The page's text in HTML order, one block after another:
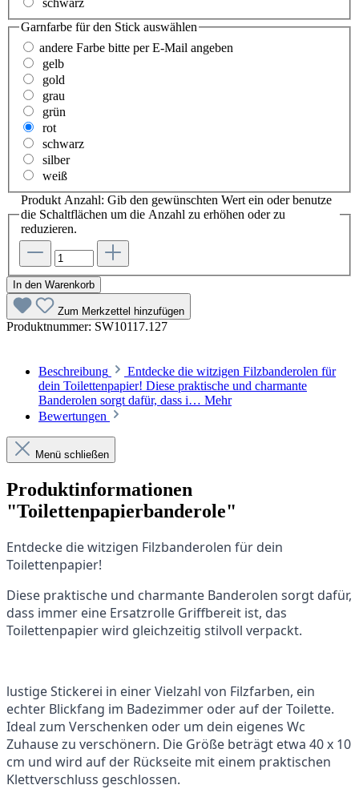
schwarz
Garnfarbe für den Stick auswählen
andere Farbe bitte per E-Mail angeben
gelb
gold
grau
grün
rot
schwarz
silber
weiß
Produkt Anzahl: Gib den gewünschten Wert ein oder benutze
die Schaltflächen um die Anzahl zu erhöhen oder zu
reduzieren.
In den Warenkorb
Zum Merkzettel hinzufügen
Produktnummer: SW10117.127
Beschreibung
Entdecke die witzigen Filzbanderolen für
dein Toilettenpapier! Diese praktische und charmante
Banderolen sorgt dafür, dass i… Mehr
Bewertungen
Menü schließen
Produktinformationen
"Toilettenpapierbanderole"
Entdecke die witzigen Filzbanderolen für dein
Toilettenpapier!
Diese praktische und charmante Banderolen sorgt dafür,
dass immer eine Ersatzrolle Griffbereit ist, das
Toilettenpapier wird gleichzeitig stilvoll verpackt.
lustige Stickerei in einer Vielzahl von Filzfarben, ein
echter Blickfang im Badezimmer oder auf der Toilette.
Ideal zum Verschenken oder um dein eigenes Wc
Zuhause zu verschönern. Die Größe beträgt etwa 40 x 10
cm und wird auf der Rückseite mit einem praktischen
Klettverschluss geschlossen.